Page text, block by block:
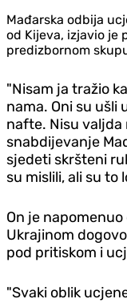
Mađarska odbija
od Kijeva, izjavio je
predizbornom
"Nisam ja tražio
nama. Oni su ušli
nafte. Nisu valjda
snabdijevanje
sjedeti skršteni
su mislili, ali su to
On je
Ukrajinom
pod pritiskom i
"Svaki oblik